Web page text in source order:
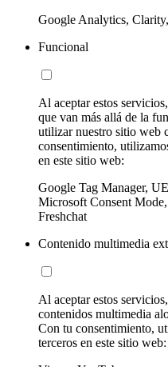
Google Analytics,
Funcional
Al aceptar estos
que van más allá de la
utilizar nuestro sitio web
consentimiento,
en este sitio web:
Google Tag Manager,
Microsoft Consent
Freshchat
Contenido multimedia
Al aceptar estos
contenidos multimedia
Con tu consentimiento,
terceros en este sitio web: